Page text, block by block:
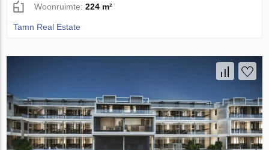
Woonruimte:224 m²
Tamn Real Estate